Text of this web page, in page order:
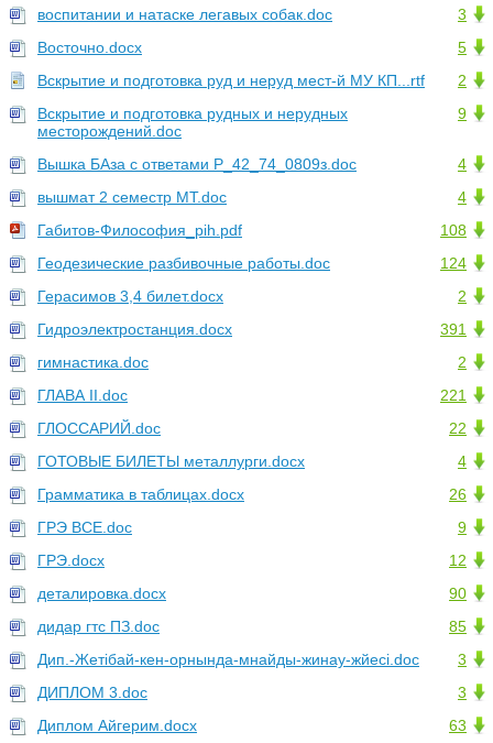
3
воспитании и натаске легавых собак.doc
5
Восточно.docx
2
Вскрытие и подготовка руд и неруд мест-й МУ КП...rtf
9
Вскрытие и подготовка рудных и нерудных
месторождений.doc
4
Вышка БАза с ответами Р_42_74_0809з.doc
4
вышмат 2 семестр МТ.doc
108
Габитов-Философия_pih.pdf
124
Геодезические разбивочные работы.doc
2
Герасимов 3,4 билет.docx
391
Гидроэлектростанция.docx
2
гимнастика.doc
221
ГЛАВА II.doc
22
ГЛОССАРИЙ.doc
4
ГОТОВЫЕ БИЛЕТЫ металлурги.docx
26
Грамматика в таблицах.docx
9
ГРЭ ВСЕ.doc
12
ГРЭ.docx
90
деталировка.docx
85
дидар гтс ПЗ.doc
3
Дип.-Жетібай-кен-орнында-мнайды-жинау-жйесі.doc
3
ДИПЛОМ 3.doc
63
Диплом Айгерим.docx